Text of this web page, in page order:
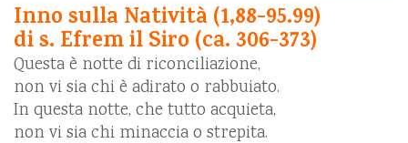
Inno sulla Natività (1,88-95.99)
di s. Efrem il Siro (ca. 306-373)
Questa è notte di riconciliazione,
non vi sia chi è adirato o rabbuiato.
In questa notte, che tutto acquieta,
non vi sia chi minaccia o strepita.